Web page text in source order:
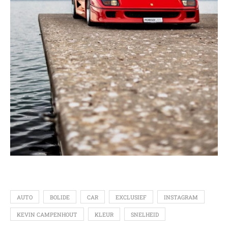
AUTO BOLIDE CAR EXCLUSIEF INSTAGRAM
KEVIN CAMPENHOUT KLEUR SNELHEID